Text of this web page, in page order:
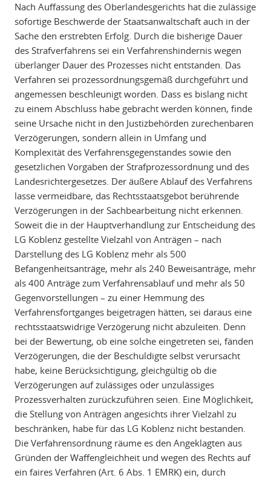
Nach Auffassung des Oberlandesgerichts hat die zulässige
sofortige Beschwerde der Staatsanwaltschaft auch in der
Sache den erstrebten Erfolg. Durch die bisherige Dauer
des Strafverfahrens sei ein Verfahrenshindernis wegen
überlanger Dauer des Prozesses nicht entstanden. Das
Verfahren sei prozessordnungsgemäß durchgeführt und
angemessen beschleunigt worden. Dass es bislang nicht
zu einem Abschluss habe gebracht werden können, finde
seine Ursache nicht in den Justizbehörden zurechenbaren
Verzögerungen, sondern allein in Umfang und
Komplexität des Verfahrensgegenstandes sowie den
gesetzlichen Vorgaben der Strafprozessordnung und des
Landesrichtergesetzes. Der äußere Ablauf des Verfahrens
lasse vermeidbare, das Rechtsstaatsgebot berührende
Verzögerungen in der Sachbearbeitung nicht erkennen.
Soweit die in der Hauptverhandlung zur Entscheidung des
LG Koblenz gestellte Vielzahl von Anträgen – nach
Darstellung des LG Koblenz mehr als 500
Befangenheitsanträge, mehr als 240 Beweisanträge, mehr
als 400 Anträge zum Verfahrensablauf und mehr als 50
Gegenvorstellungen – zu einer Hemmung des
Verfahrensfortganges beigetragen hätten, sei daraus eine
rechtsstaatswidrige Verzögerung nicht abzuleiten. Denn
bei der Bewertung, ob eine solche eingetreten sei, fänden
Verzögerungen, die der Beschuldigte selbst verursacht
habe, keine Berücksichtigung, gleichgültig ob die
Verzögerungen auf zulässiges oder unzulässiges
Prozessverhalten zurückzuführen seien. Eine Möglichkeit,
die Stellung von Anträgen angesichts ihrer Vielzahl zu
beschränken, habe für das LG Koblenz nicht bestanden.
Die Verfahrensordnung räume es den Angeklagten aus
Gründen der Waffengleichheit und wegen des Rechts auf
ein faires Verfahren (Art. 6 Abs. 1 EMRK) ein, durch